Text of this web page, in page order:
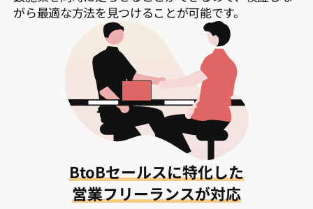
がら最適な方法を見つけることが可能です。
BtoBセールスに特化した
営業フリーランスが対応